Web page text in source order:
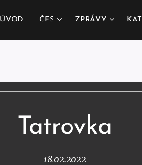
ÚVOD ČFS ZPRÁVY
Tatrovka
18.02.2022